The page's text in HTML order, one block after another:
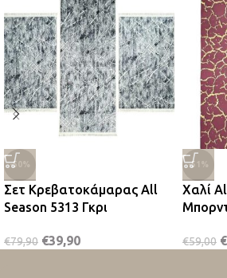
-50%
Σετ Κρεβατοκάμαρας All
Season 5313 Γκρι
€79,90 €39,90
-51%
Χαλί
€59,00 €